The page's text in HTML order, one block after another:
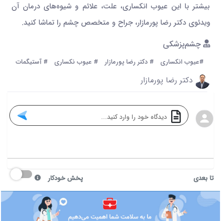
بیشتر با این عیوب انکساری، علت، علائم و شیوه‌های درمان آن
ویدئوی دکتر رضا پورمازار، جراح و متخصص چشم را تماشا کنید.
چشم‌پزشکی
#عیوب انکساری # دکتر رضا پورمازار # عیوب نکساری # آستیگمات
دکتر رضا پورمازار
تا بعدی پخش خودکار